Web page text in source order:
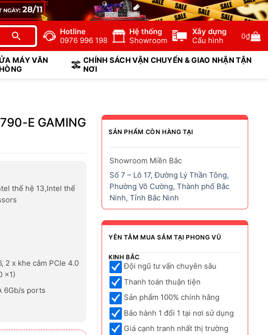
Hotline
0976 996 198
Hệ thống
Showroom
Xây dựng
Cấu hình
0₫
MÁY VĂN
CHÍNH SÁCH VẬN CHUYỂN & GIAO NHẬN TẬN
NƠI
E GAMING
thế hệ 13,Intel thế
2 x khe cắm PCIe 4.0
x1)
6Gb/s ports
SẢN PHẨM CÒN HÀNG TẠI
Showroom Miền Bắc
Số 7 – Lô 17, Đường Lý Thần Tông,
Phường Võ Cường, Thành phố Bắc
Ninh, Tỉnh Bắc Ninh
YÊN TÂM MUA SẮM TẠI PHONG VŨ
KINH BẮC
Đội ngũ tư vấn chuyên sâu
Thanh toán thuận tiện
Sản phẩm 100% chính hãng
Bảo hành 1 đổi 1 tại nơi sử dụng
Giá cạnh tranh nhất thị trường